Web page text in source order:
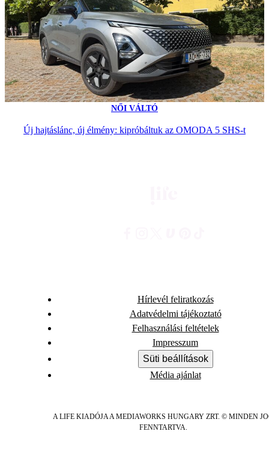
NŐI VÁLTÓ
Új hajtáslánc, új élmény: kipróbáltuk az OMODA 5 SHS-t
Hírlevél feliratkozás
Adatvédelmi tájékoztató
Felhasználási feltételek
Impresszum
Süti beállítások
Média ajánlat
A LIFE KIADÓJA A MEDIAWORKS HUNGARY ZRT. © MINDEN
FENNTARTVA.